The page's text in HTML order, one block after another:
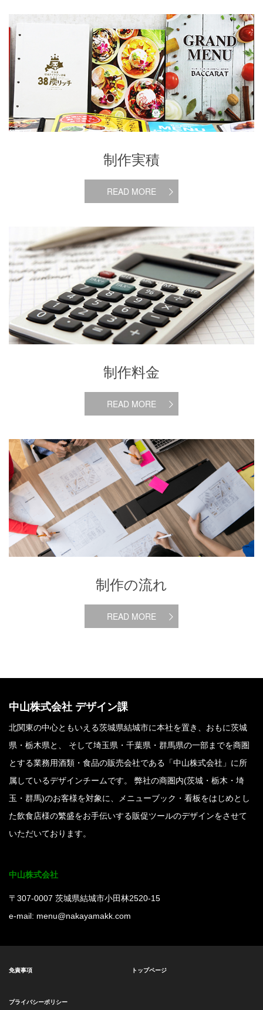
制作実積
制作実積
READ MORE
制作料金
制作料金
READ MORE
制作の流れ
制作の流れ
READ MORE
中山株式会社 デザイン課
北関東の中心ともいえる茨城県結城市に本社を置き、おもに茨城
県・栃木県と、 そして埼玉県・千葉県・群馬県の一部までを商圏
とする業務用酒類・食品の販売会社である「中山株式会社」に所
属しているデザインチームです。 弊社の商圏内(茨城・栃木・埼
玉・群馬)のお客様を対象に、メニューブック・看板をはじめとし
た飲食店様の繁盛をお手伝いする販促ツールのデザインをさせて
いただいております。
中山株式会社
〒307-0007 茨城県結城市小田林2520-15
e-mail: menu@nakayamakk.com
免責事項 トップページ
プライバシーポリシー